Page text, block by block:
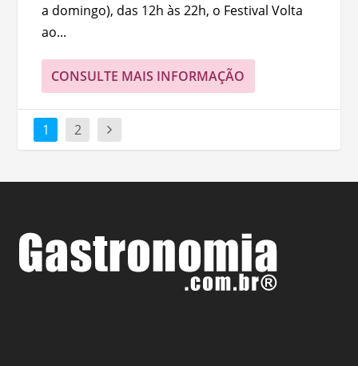
a domingo), das 12h às 22h, o Festival Volta
ao...
CONSULTE MAIS INFORMAÇÃO
1 2